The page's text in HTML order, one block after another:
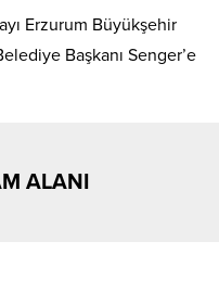
Erzurum Büyükşehir
Başkanı Senger’e
ALANI